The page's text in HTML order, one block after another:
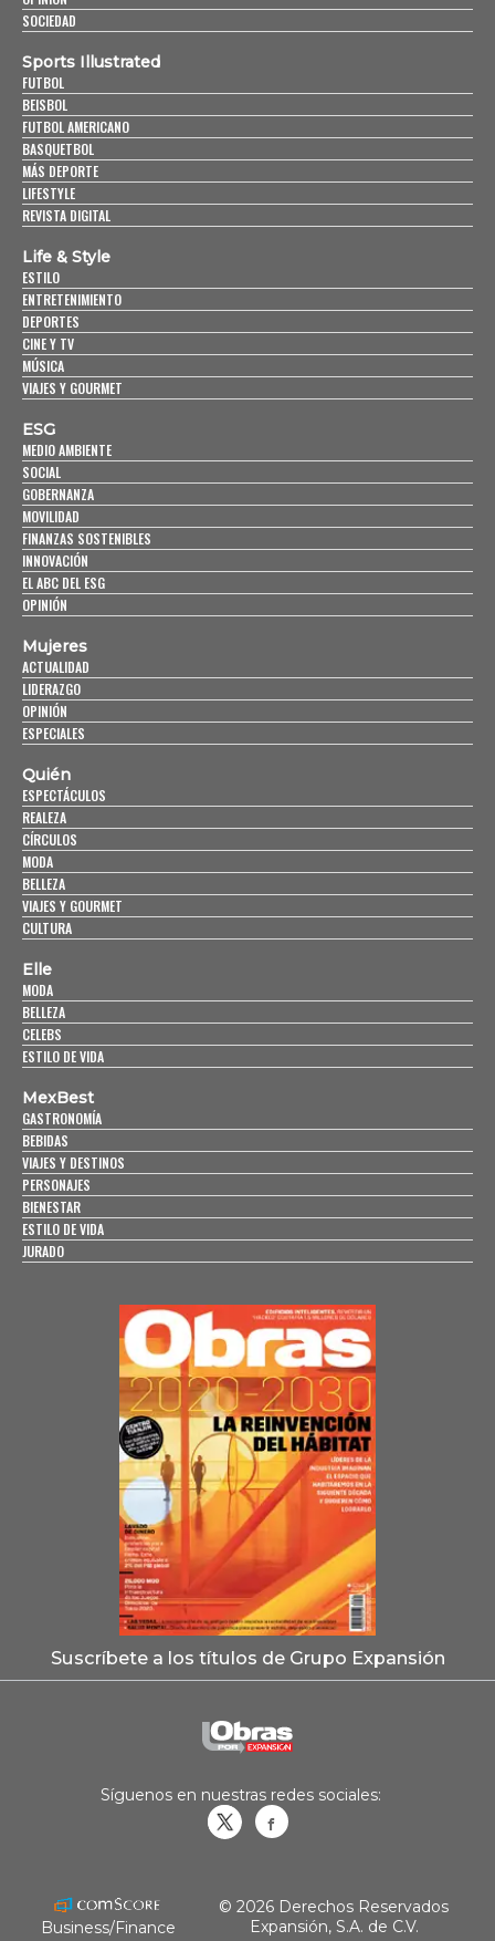
SOCIEDAD
Sports Illustrated
FUTBOL
BEISBOL
FUTBOL AMERICANO
BASQUETBOL
MÁS DEPORTE
LIFESTYLE
REVISTA DIGITAL
Life & Style
ESTILO
ENTRETENIMIENTO
DEPORTES
CINE Y TV
MÚSICA
VIAJES Y GOURMET
ESG
MEDIO AMBIENTE
SOCIAL
GOBERNANZA
MOVILIDAD
FINANZAS SOSTENIBLES
INNOVACIÓN
EL ABC DEL ESG
OPINIÓN
Mujeres
ACTUALIDAD
LIDERAZGO
OPINIÓN
ESPECIALES
Quién
ESPECTÁCULOS
REALEZA
CÍRCULOS
MODA
BELLEZA
VIAJES Y GOURMET
CULTURA
Elle
MODA
BELLEZA
CELEBS
ESTILO DE VIDA
MexBest
GASTRONOMÍA
BEBIDAS
VIAJES Y DESTINOS
PERSONAJES
BIENESTAR
ESTILO DE VIDA
JURADO
Suscríbete a los títulos de Grupo Expansión
Síguenos en nuestras redes sociales:
Business/Finance
© 2026 Derechos Reservados
Expansión, S.A. de C.V.